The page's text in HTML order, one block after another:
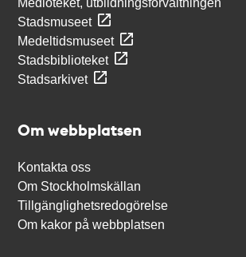
Medioteket, utbildningsförvaltningen
Stadsmuseet
Medeltidsmuseet
Stadsbiblioteket
Stadsarkivet
Om webbplatsen
Kontakta oss
Om Stockholmskällan
Tillgänglighetsredogörelse
Om kakor på webbplatsen